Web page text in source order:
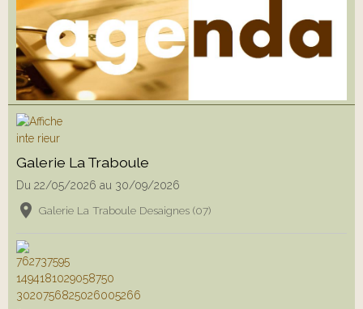
Galerie La Traboule
Du 22/05/2026 au 30/09/2026
Galerie La Traboule Desaignes (07)